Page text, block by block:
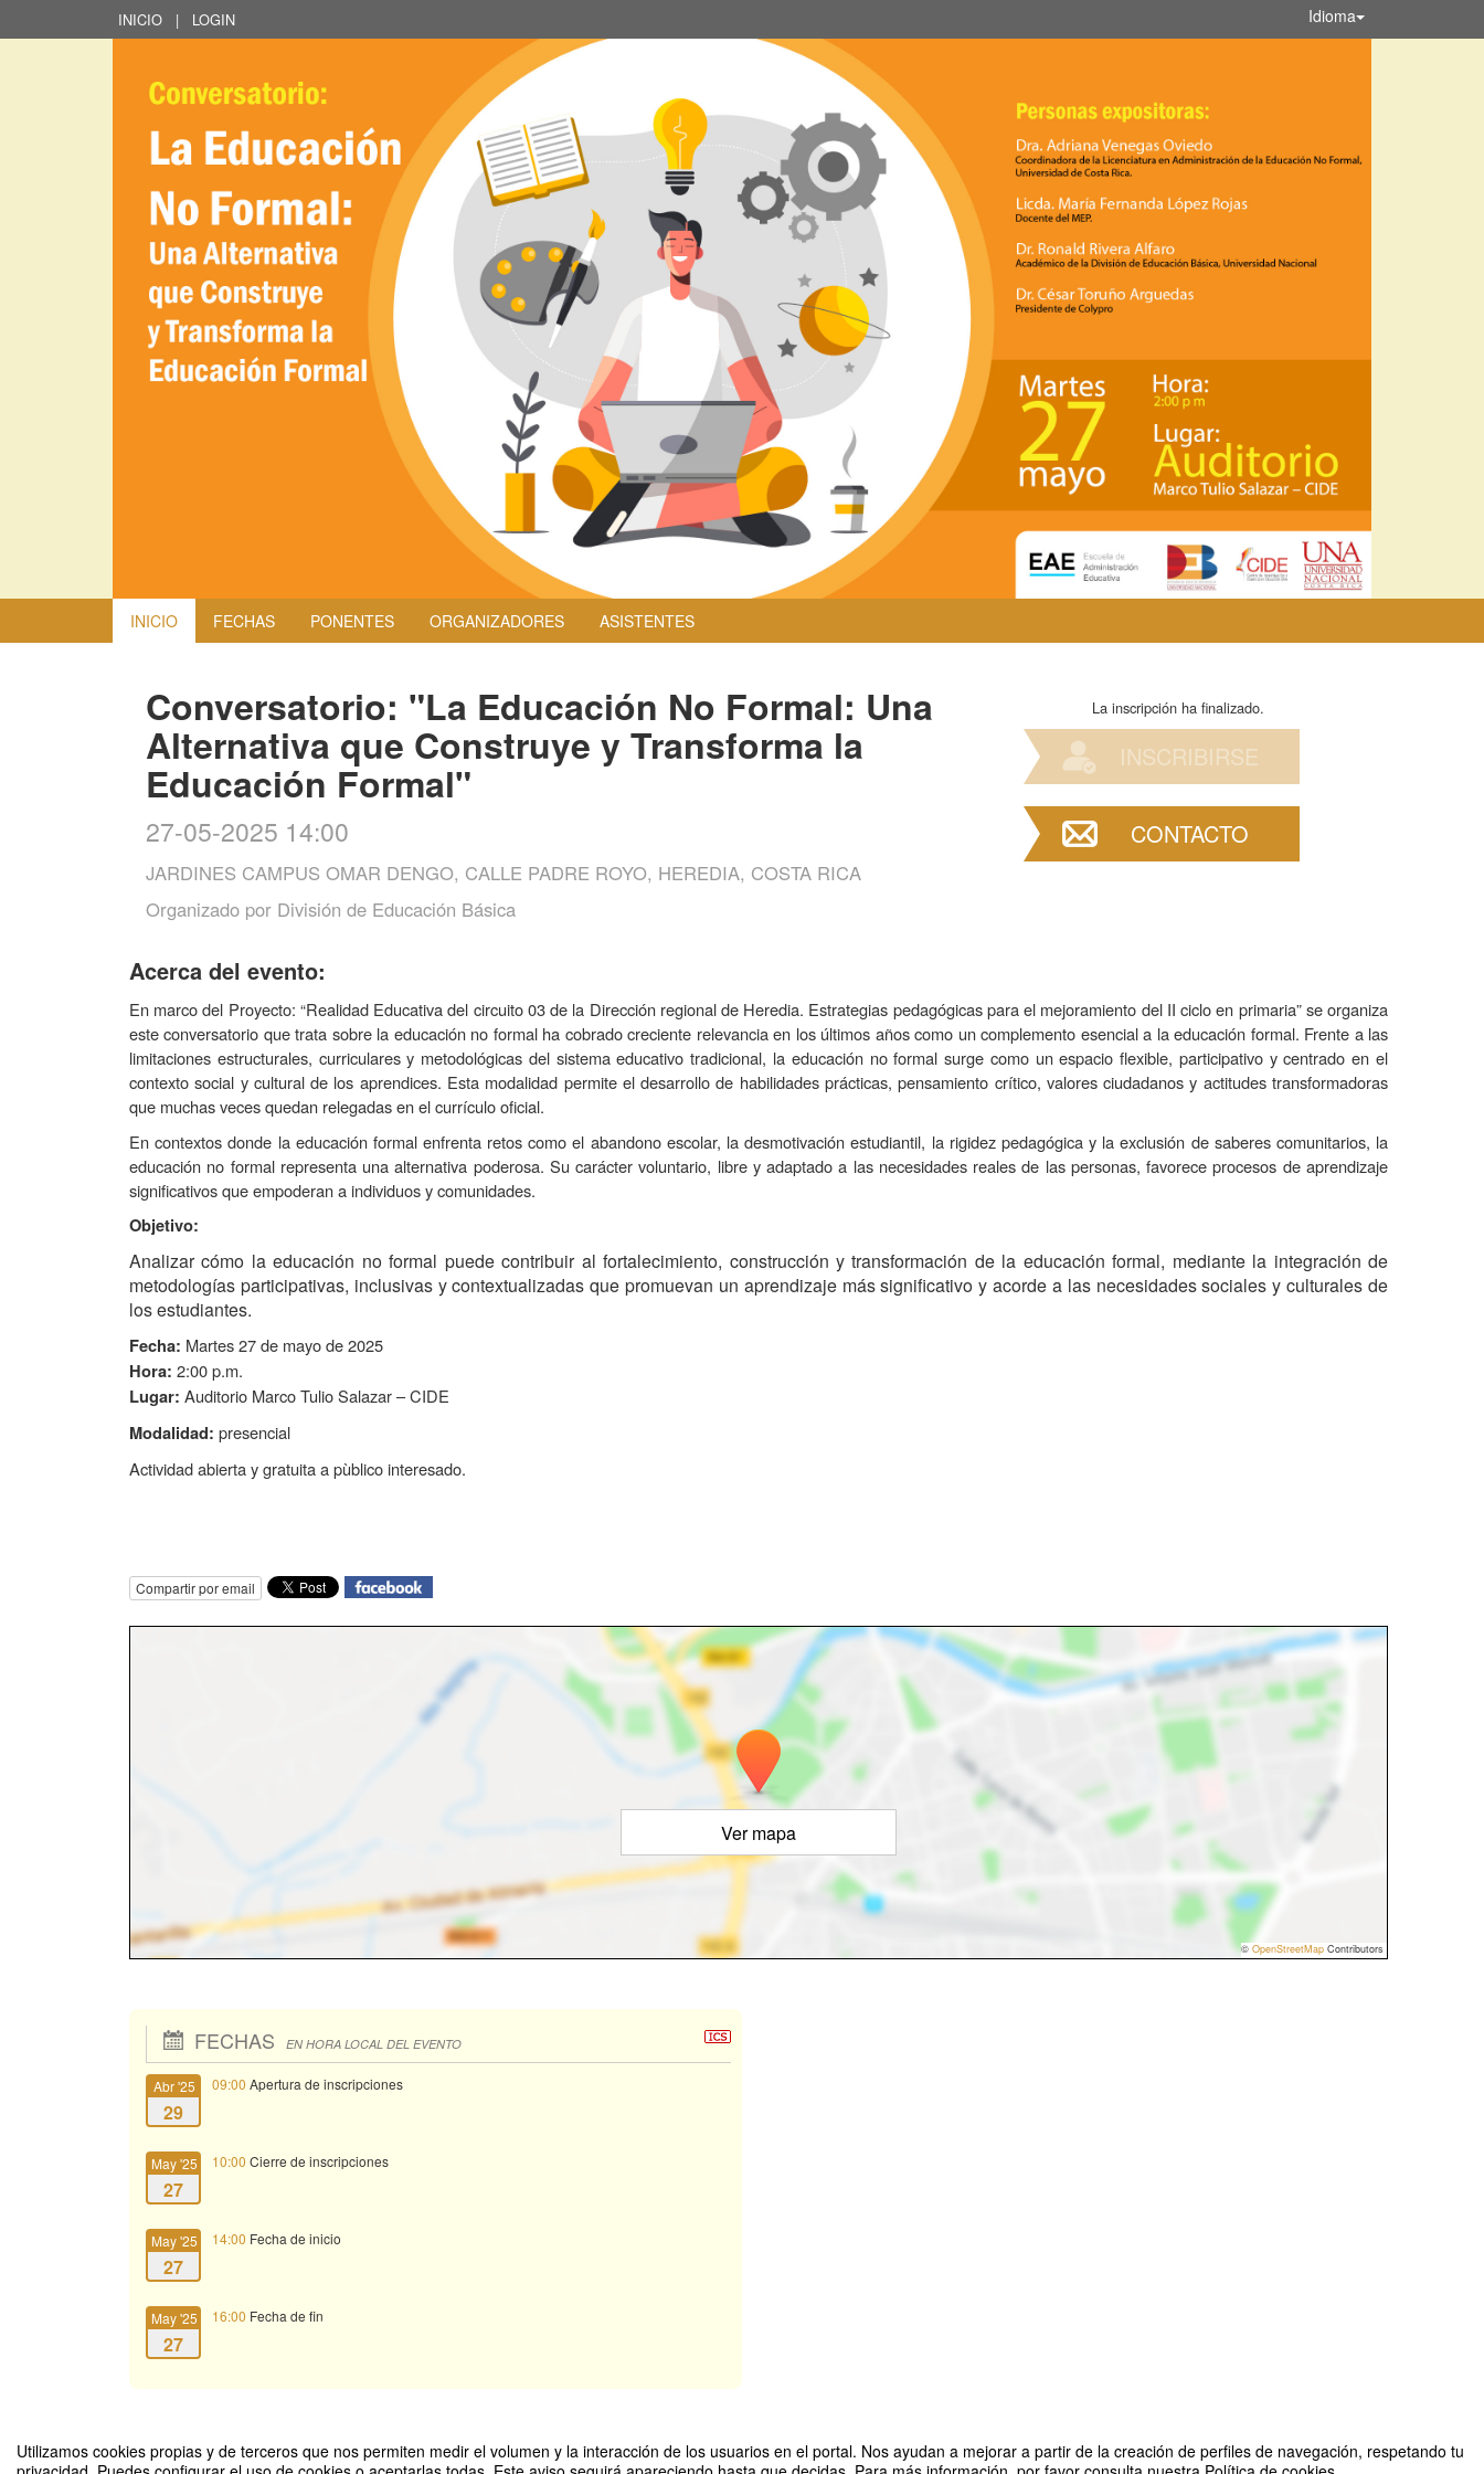
Utilizamos cookies propias y de terceros que nos permiten medir el volumen y la interacción de los usuarios en el portal. Nos ayudan a mejorar a partir de la creación de perfiles de navegación, respetando tu
INICIO | LOGIN Idioma
INICIO FECHAS PONENTES ORGANIZADORES ASISTENTES
Conversatorio: "La Educación No Formal: Una
Alternativa que Construye y Transforma la
Educación Formal"
27-05-2025 14:00
JARDINES CAMPUS OMAR DENGO, CALLE PADRE ROYO, HEREDIA, COSTA RICA
Organizado por División de Educación Básica
La inscripción ha finalizado.
INSCRIBIRSE
CONTACTO
Acerca del evento:
En marco del Proyecto: “Realidad Educativa del circuito 03 de la Dirección regional de Heredia. Estrategias pedagógicas para el mejoramiento del II ciclo en primaria” se organiza
este conversatorio que trata sobre la educación no formal ha cobrado creciente relevancia en los últimos años como un complemento esencial a la educación formal. Frente a las
limitaciones estructurales, curriculares y metodológicas del sistema educativo tradicional, la educación no formal surge como un espacio flexible, participativo y centrado en el
contexto social y cultural de los aprendices. Esta modalidad permite el desarrollo de habilidades prácticas, pensamiento crítico, valores ciudadanos y actitudes transformadoras
que muchas veces quedan relegadas en el currículo oficial.
En contextos donde la educación formal enfrenta retos como el abandono escolar, la desmotivación estudiantil, la rigidez pedagógica y la exclusión de saberes comunitarios, la
educación no formal representa una alternativa poderosa. Su carácter voluntario, libre y adaptado a las necesidades reales de las personas, favorece procesos de aprendizaje
significativos que empoderan a individuos y comunidades.
Objetivo:
Analizar cómo la educación no formal puede contribuir al fortalecimiento, construcción y transformación de la educación formal, mediante la integración de
metodologías participativas, inclusivas y contextualizadas que promuevan un aprendizaje más significativo y acorde a las necesidades sociales y culturales de
los estudiantes.
Fecha: Martes 27 de mayo de 2025
Hora: 2:00 p.m.
Lugar: Auditorio Marco Tulio Salazar – CIDE
Modalidad: presencial
Actividad abierta y gratuita a pùblico interesado.
Compartir por email
Ver mapa
© OpenStreetMap Contributors
FECHAS EN HORA LOCAL DEL EVENTO
Abr '25
29
09:00 Apertura de inscripciones
May '25
27
10:00 Cierre de inscripciones
May '25
27
14:00 Fecha de inicio
May '25
27
16:00 Fecha de fin